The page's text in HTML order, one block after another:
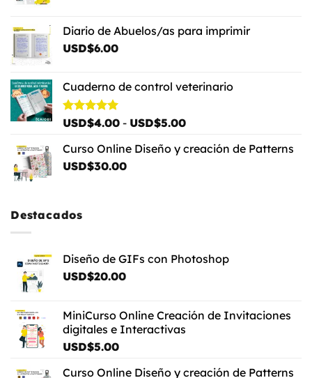
Diario de Abuelos/as para imprimir
USD$6.00
Cuaderno de control veterinario
Valorado
de 5
USD$4.00 - USD$5.00Rango
precios:
Curso Online Diseño y creación de Patterns
USD$30.00
Destacados
Diseño de GIFs con Photoshop
USD$20.00
MiniCurso Online Creación de Invitaciones
digitales e Interactivas
USD$5.00
Curso Online Diseño y creación de Patterns